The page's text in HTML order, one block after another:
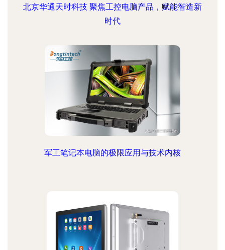
北京华通天时科技 聚焦工控电脑产品，赋能智造新
时代
军工笔记本电脑的极限应用与技术内核